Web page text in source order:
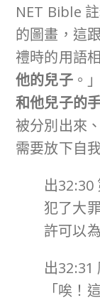
NET Bible
的圖畫，這
禮時的用語
他的兒子。
和他兒子的
被分別出來
需要放下自
出32:30
犯了大
許可以
出32:31
「唉！